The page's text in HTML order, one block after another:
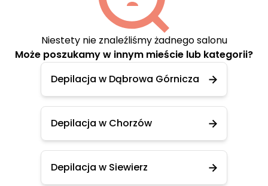
Niestety nie znaleźliśmy żadnego salonu
Może poszukamy w innym mieście lub kategorii?
Depilacja w Dąbrowa Górnicza
Depilacja w Chorzów
Depilacja w Siewierz